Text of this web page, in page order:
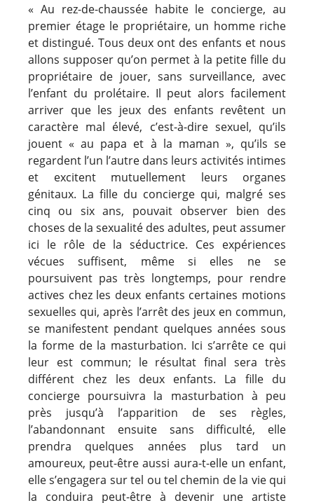
« Au rez-de-chaussée habite le concierge, au
premier étage le propriétaire, un homme riche
et distingué. Tous deux ont des enfants et nous
allons supposer qu’on permet à la petite fille du
propriétaire de jouer, sans surveillance, avec
l’enfant du prolétaire. Il peut alors facilement
arriver que les jeux des enfants revêtent un
caractère mal élevé, c’est-à-dire sexuel, qu’ils
jouent « au papa et à la maman », qu’ils se
regardent l’un l’autre dans leurs activités intimes
et excitent mutuellement leurs organes
génitaux. La fille du concierge qui, malgré ses
cinq ou six ans, pouvait observer bien des
choses de la sexualité des adultes, peut assumer
ici le rôle de la séductrice. Ces expériences
vécues suffisent, même si elles ne se
poursuivent pas très longtemps, pour rendre
actives chez les deux enfants certaines motions
sexuelles qui, après l’arrêt des jeux en commun,
se manifestent pendant quelques années sous
la forme de la masturbation. Ici s’arrête ce qui
leur est commun; le résultat final sera très
différent chez les deux enfants. La fille du
concierge poursuivra la masturbation à peu
près jusqu’à l’apparition de ses règles,
l’abandonnant ensuite sans difficulté, elle
prendra quelques années plus tard un
amoureux, peut-être aussi aura-t-elle un enfant,
elle s’engagera sur tel ou tel chemin de la vie qui
la conduira peut-être à devenir une artiste